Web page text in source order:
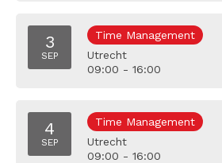
3
SEP
Time Management
Utrecht
09:00 - 16:00
4
SEP
Time Management
Utrecht
09:00 - 16:00